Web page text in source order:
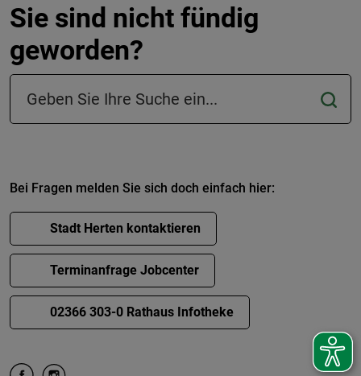
Sie sind nicht fündig
geworden?
Suchfeld in der Fußzeile
Bei Fragen melden Sie sich doch einfach hier:
Stadt Herten kontaktieren
Terminanfrage Jobcenter
02366 303-0 Rathaus Infotheke